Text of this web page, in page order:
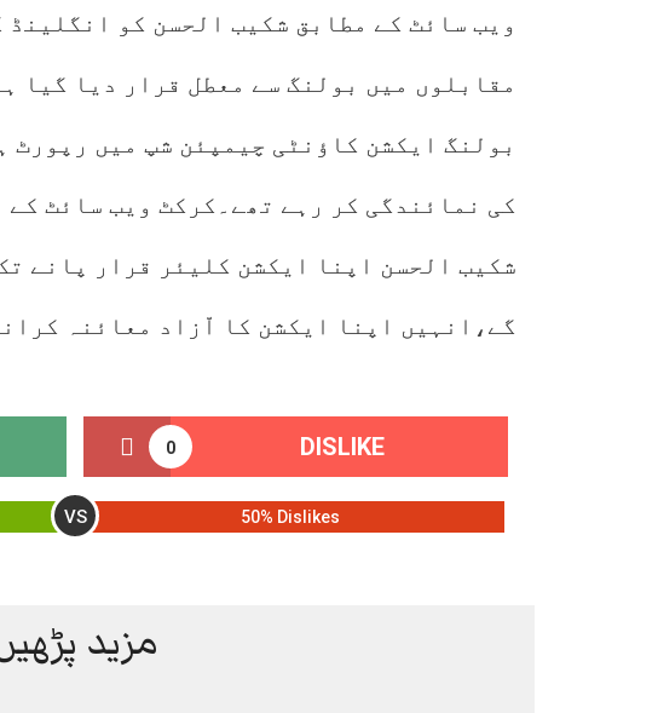
ویب سائٹ کے مطابق شکیب الحسن کو
مقابلوں میں بولنگ سے معطل قرار دیا گیا
بولنگ ایکشن کاؤنٹی چیمپئن شپ میں رپورٹ
کی نمائندگی کر رہے تھے۔کرکٹ ویب سائٹ
شکیب الحسن اپنا ایکشن کلیئر قرار پانے
گے،انہیں اپنا ایکشن کا اّزاد معائنہ
0 DISLIKE
VS 50% Dislikes
مزید